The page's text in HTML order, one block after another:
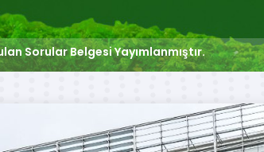
Sorular Belgesi Yayımlanmıştır.